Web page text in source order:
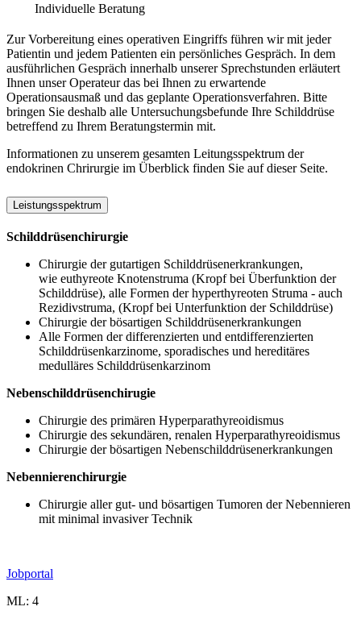
Individuelle Beratung
Zur Vorbereitung eines operativen Eingriffs führen wir mit jeder
Patientin und jedem Patienten ein persönliches Gespräch. In dem
ausführlichen Gespräch innerhalb unserer Sprechstunden erläutert
Ihnen unser Operateur das bei Ihnen zu erwartende
Operationsausmaß und das geplante Operationsverfahren. Bitte
bringen Sie deshalb alle Untersuchungsbefunde Ihre Schilddrüse
betreffend zu Ihrem Beratungstermin mit.
Informationen zu unserem gesamten Leitungsspektrum der
endokrinen Chrirurgie im Überblick finden Sie auf dieser Seite.
Leistungsspektrum
Schilddrüsenchirurgie
Chirurgie der gutartigen Schilddrüsenerkrankungen,
wie euthyreote Knotenstruma (Kropf bei Überfunktion der
Schilddrüse), alle Formen der hyperthyreoten Struma - auch
Rezidivstruma, (Kropf bei Unterfunktion der Schilddrüse)
Chirurgie der bösartigen Schilddrüsenerkrankungen
Alle Formen der differenzierten und entdifferenzierten
Schilddrüsenkarzinome, sporadisches und hereditäres
medulläres Schilddrüsenkarzinom
Nebenschilddrüsenchirugie
Chirurgie des primären Hyperparathyreoidismus
Chirurgie des sekundären, renalen Hyperparathyreoidismus
Chirurgie der bösartigen Nebenschilddrüsenerkrankungen
Nebennierenchirurgie
Chirurgie aller gut- und bösartigen Tumoren der Nebennieren
mit minimal invasiver Technik
Jobportal
ML: 4